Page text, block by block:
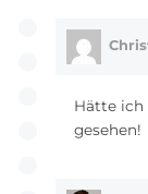
Hätte ich
gesehen!